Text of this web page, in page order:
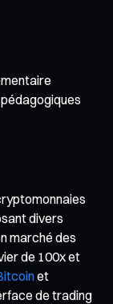
divers
marché des
de 100x et
et
de trading